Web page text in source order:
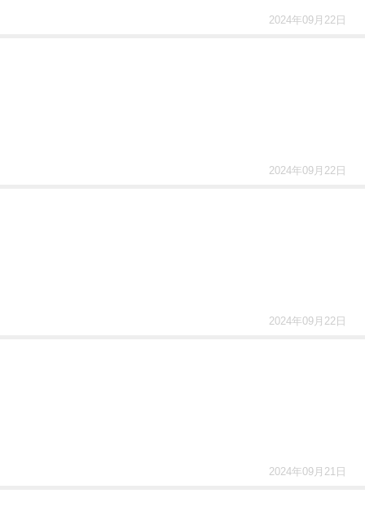
2024年09月22日
2024年09月22日
2024年09月22日
2024年09月21日